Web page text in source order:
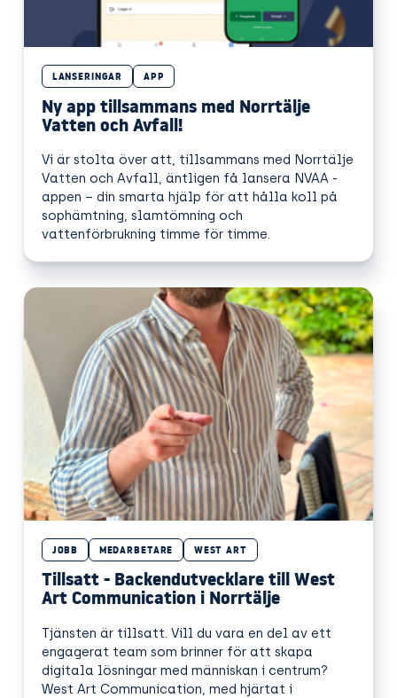
LANSERINGAR APP
Ny app tillsammans med Norrtälje
Vatten och Avfall!
Vi är stolta över att, tillsammans med Norrtälje
Vatten och Avfall, äntligen få lansera NVAA -
appen – din smarta hjälp för att hålla koll på
sophämtning, slamtömning och
vattenförbrukning timme för timme.
JOBB MEDARBETARE WEST ART
Tillsatt - Backendutvecklare till West
Art Communication i Norrtälje
Tjänsten är tillsatt. Vill du vara en del av ett
engagerat team som brinner för att skapa
digitala lösningar med människan i centrum?
West Art Communication, med hjärtat i